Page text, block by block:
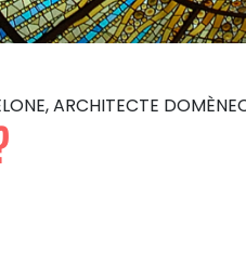
ARCHITECTE